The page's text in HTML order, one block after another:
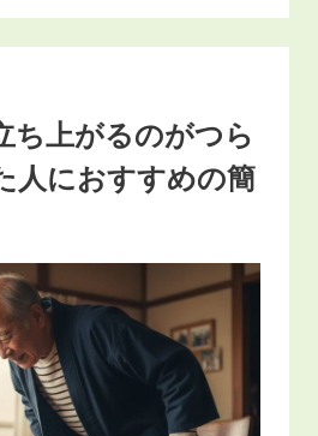
ち上がるのがつら
人におすすめの簡